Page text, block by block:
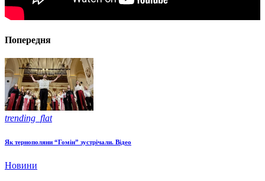
Попередня
trending_flat
Як тернополяни “Гомін” зустрічали. Відео
Новини